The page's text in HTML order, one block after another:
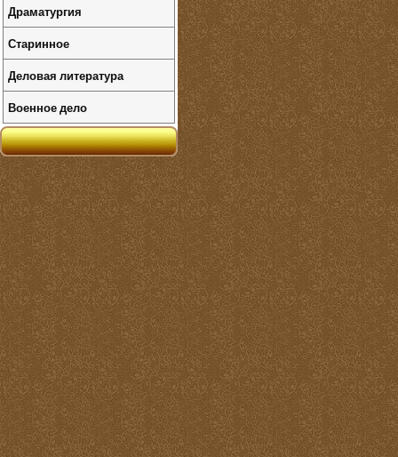
Драматургия
Старинное
Деловая литература
Военное дело